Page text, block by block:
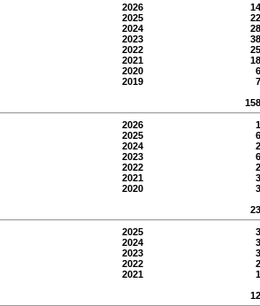
2026
14
2025
22
2024
28
2023
38
2022
25
2021
18
2020
6
2019
7
158
2026
1
2025
6
2024
2
2023
6
2022
2
2021
3
2020
3
23
2025
3
2024
3
2023
3
2022
2
2021
1
12